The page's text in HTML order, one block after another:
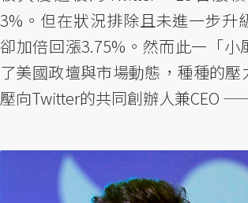
3%。但在狀況排除且未進一步升
卻加倍回漲3.75%。然而此一「小
了美國政壇與市場動態，種種的壓
壓向Twitter的共同創辦人兼CEO